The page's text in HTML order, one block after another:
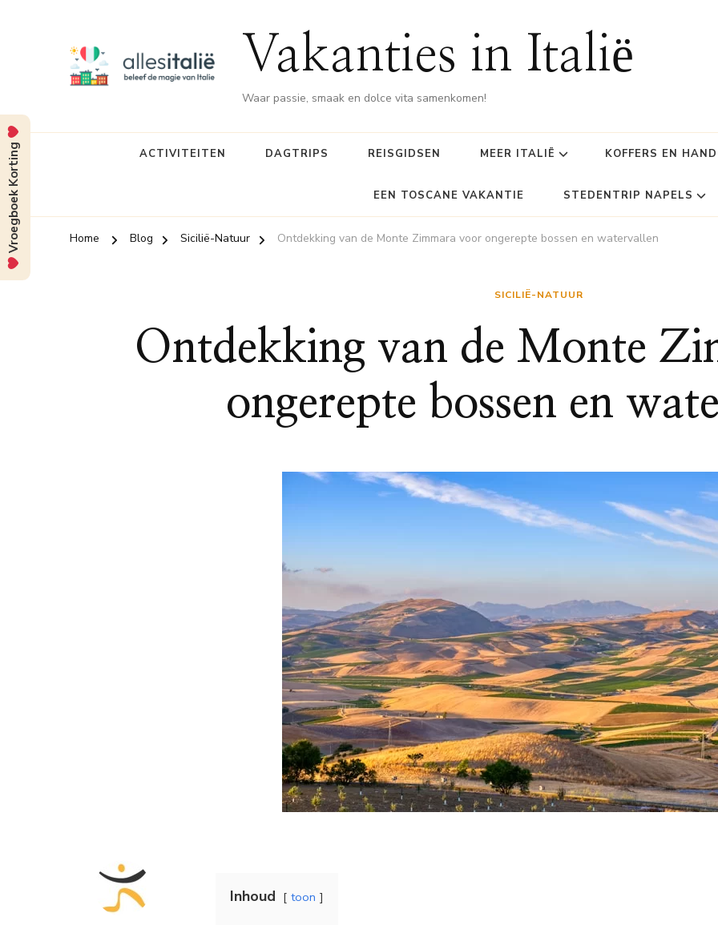
Vakanties in Italië
Waar passie, smaak en dolce vita samenkomen!
ACTIVITEITEN DAGTRIPS REISGIDSEN MEER ITALIË KOFFERS EN
EEN TOSCANE VAKANTIE STEDENTRIP NAPELS
Home Blog Sicilië-Natuur Ontdekking van de Monte Zimmara voor ongerepte bossen en watervallen
SICILIË-NATUUR
Ontdekking van de Monte
ongerepte bossen en
Inhoud toon
Vroegboek Korting